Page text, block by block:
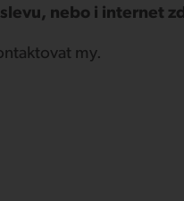
nebo i internet
my.